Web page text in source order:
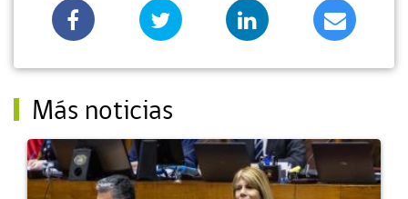
Más noticias